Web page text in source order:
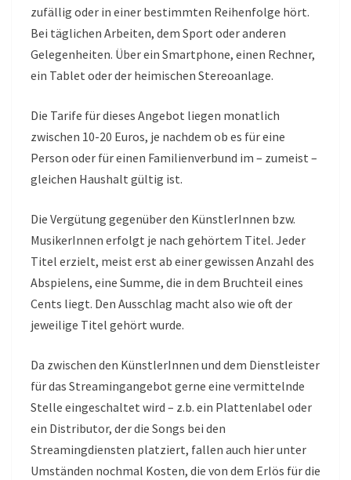
zufällig oder in einer bestimmten Reihenfolge hört.
Bei täglichen Arbeiten, dem Sport oder anderen
Gelegenheiten. Über ein Smartphone, einen Rechner,
ein Tablet oder der heimischen Stereoanlage.
Die Tarife für dieses Angebot liegen monatlich
zwischen 10-20 Euros, je nachdem ob es für eine
Person oder für einen Familienverbund im – zumeist –
gleichen Haushalt gültig ist.
Die Vergütung gegenüber den KünstlerInnen bzw.
MusikerInnen erfolgt je nach gehörtem Titel. Jeder
Titel erzielt, meist erst ab einer gewissen Anzahl des
Abspielens, eine Summe, die in dem Bruchteil eines
Cents liegt. Den Ausschlag macht also wie oft der
jeweilige Titel gehört wurde.
Da zwischen den KünstlerInnen und dem Dienstleister
für das Streamingangebot gerne eine vermittelnde
Stelle eingeschaltet wird – z.b. ein Plattenlabel oder
ein Distributor, der die Songs bei den
Streamingdiensten platziert, fallen auch hier unter
Umständen nochmal Kosten, die von dem Erlös für die